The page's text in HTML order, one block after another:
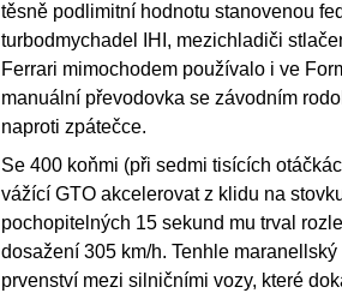
těsně podlimitní hodnotu stanovenou
turbodmychadel IHI, mezichladiči
Ferrari mimochodem používalo i ve
manuální převodovka se závodním
naproti zpátečce.
Se 400 koňmi (při sedmi tisících
vážící GTO akcelerovat z klidu na
pochopitelných 15 sekund mu trval
dosažení 305 km/h. Tenhle
prvenství mezi silničními vozy, které